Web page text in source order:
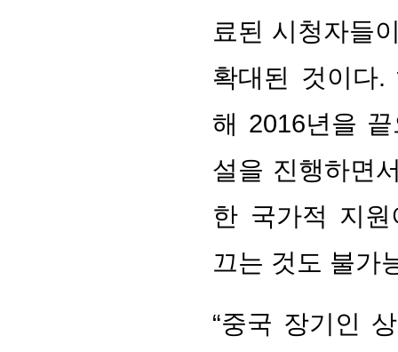
료된 시청자들
확대된 것이다.
해 2016년을
설을 진행하면
한 국가적 지
끄는 것도 불가
“중국 장기인